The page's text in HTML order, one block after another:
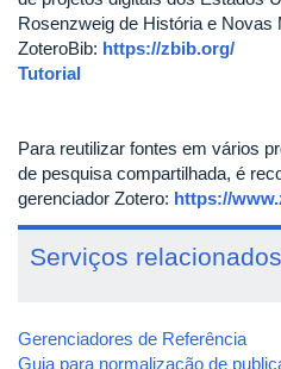
Rosenzweig de História e Novas
ZoteroBib: https://zbib.org/
Tutorial
Para reutilizar fontes em vários
de pesquisa compartilhada, é
gerenciador Zotero: https://
Serviços relacionados
Gerenciadores de Referência
Guia para normalização de